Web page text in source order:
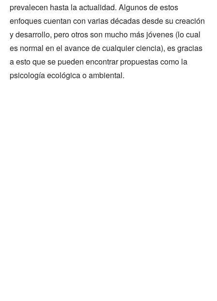
prevalecen hasta la actualidad. Algunos de estos
enfoques cuentan con varias décadas desde su creación
y desarrollo, pero otros son mucho más jóvenes (lo cual
es normal en el avance de cualquier ciencia), es gracias
a esto que se pueden encontrar propuestas como la
psicología ecológica o ambiental.